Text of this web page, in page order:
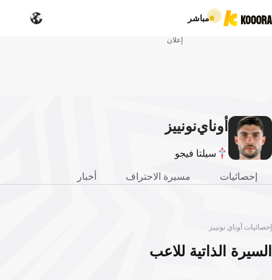
مباشر
إعلان
أوناينونييز
سيلتا فيجو
إحصائيات مسيرة الاحتراف أخبار
إحصائيات أوناي نونييز
السيرة الذاتية للاعب